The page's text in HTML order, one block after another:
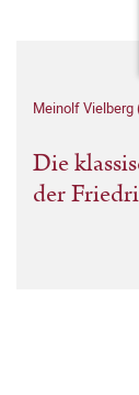
Meinolf Vielberg
Die
der